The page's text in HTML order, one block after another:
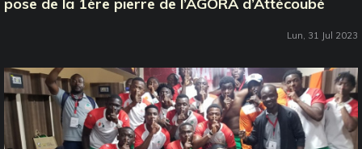
pose de la 1ère pierre de l’AGORA d’Attécoubé
Lun, 31 Jul 2023